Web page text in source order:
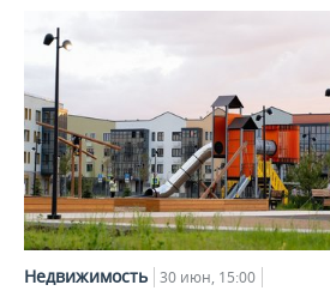
Недвижимость 30 июн, 15:00